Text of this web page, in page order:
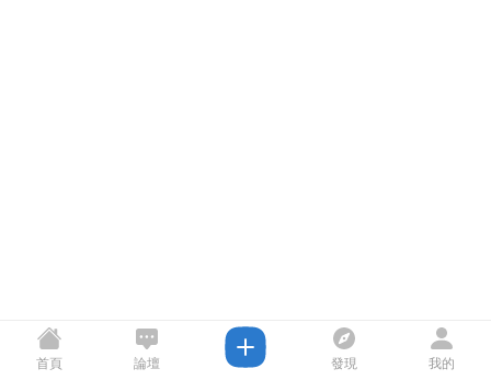
首頁 論壇 發現 我的